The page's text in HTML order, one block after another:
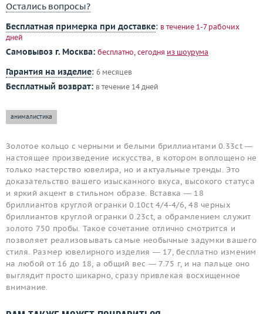
Остались вопросы?
Бесплатная примерка при доставке: в течение 1-7 рабочих
дней
Самовывоз г. Москва: бесплатно, сегодня из шоурума
Гарантия на изделие: 6 месяцев
Бесплатный возврат: в течение 14 дней
анималистика
Золотое кольцо с черными и белыми бриллиантами 0.33ct —
настоящее произведение искусства, в котором воплощено не
только мастерство ювелира, но и актуальные тренды. Это
доказательство вашего изысканного вкуса, высокого статуса
и яркий акцент в стильном образе. Вставка — 18
бриллиантов круглой огранки 0.10ct 4/4-4/6, 48 черных
бриллиантов круглой огранки 0.23ct, а обрамлением служит
золото 750 пробы. Такое сочетание отлично смотрится и
позволяет реализовывать самые необычные задумки вашего
стиля. Размер ювелирного изделия — 17, бесплатно изменим
на любой от 16 до 18, а общий вес — 7.75 г, и на пальце оно
выглядит просто шикарно, сразу привлекая восхищенное
внимание.